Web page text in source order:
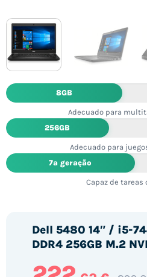
8GB
Adecuado para
256GB
Adecuado para
7ª geração
Capaz de tareas
Dell 5480 14″ / i5-
DDR4 256GB M.2